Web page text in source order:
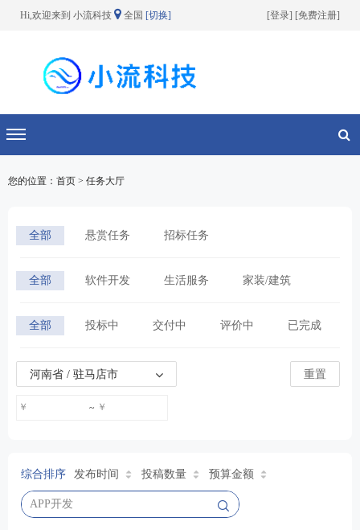
Hi,欢迎来到 小流科技 全国 [切换] [登录] [免费注册]
切换导航
您的位置：首页 > 任务大厅
全部 悬赏任务 招标任务
全部 软件开发 生活服务 家装/建筑
全部
投标中 交付中 评价中 已完成
河南省 / 驻马店市
￥ ￥
~
重置
综合排序 发布时间 投稿数量 预算金额